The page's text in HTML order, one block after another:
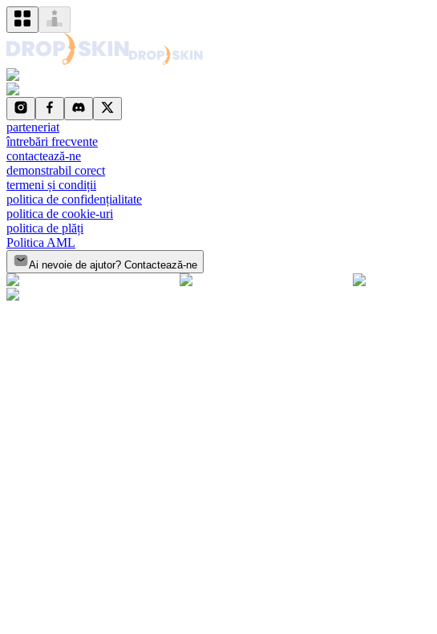
parteneriat
întrebări frecvente
contactează-ne
demonstrabil corect
termeni și condiții
politica de confidențialitate
politica de cookie-uri
politica de plăți
Politica AML
Ai nevoie de ajutor? Contactează-ne